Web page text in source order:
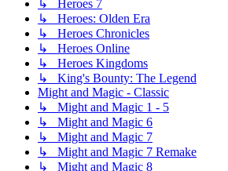
↳ Heroes 7
↳ Heroes: Olden Era
↳ Heroes Chronicles
↳ Heroes Online
↳ Heroes Kingdoms
↳ King's Bounty: The Legend
Might and Magic - Classic
↳ Might and Magic 1 - 5
↳ Might and Magic 6
↳ Might and Magic 7
↳ Might and Magic 7 Remake
↳ Might and Magic 8